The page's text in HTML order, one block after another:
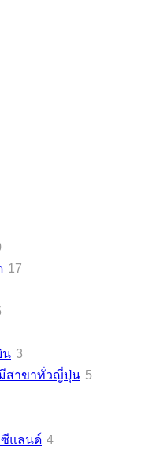
17
น 3
สาขาทั่วญี่ปุ่น 5
ซีแลนด์ 4